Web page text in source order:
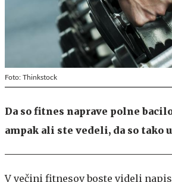
Foto: Thinkstock
Da so fitnes naprave polne
ampak ali ste vedeli, da so tako
V večini fitnesov boste videli napis